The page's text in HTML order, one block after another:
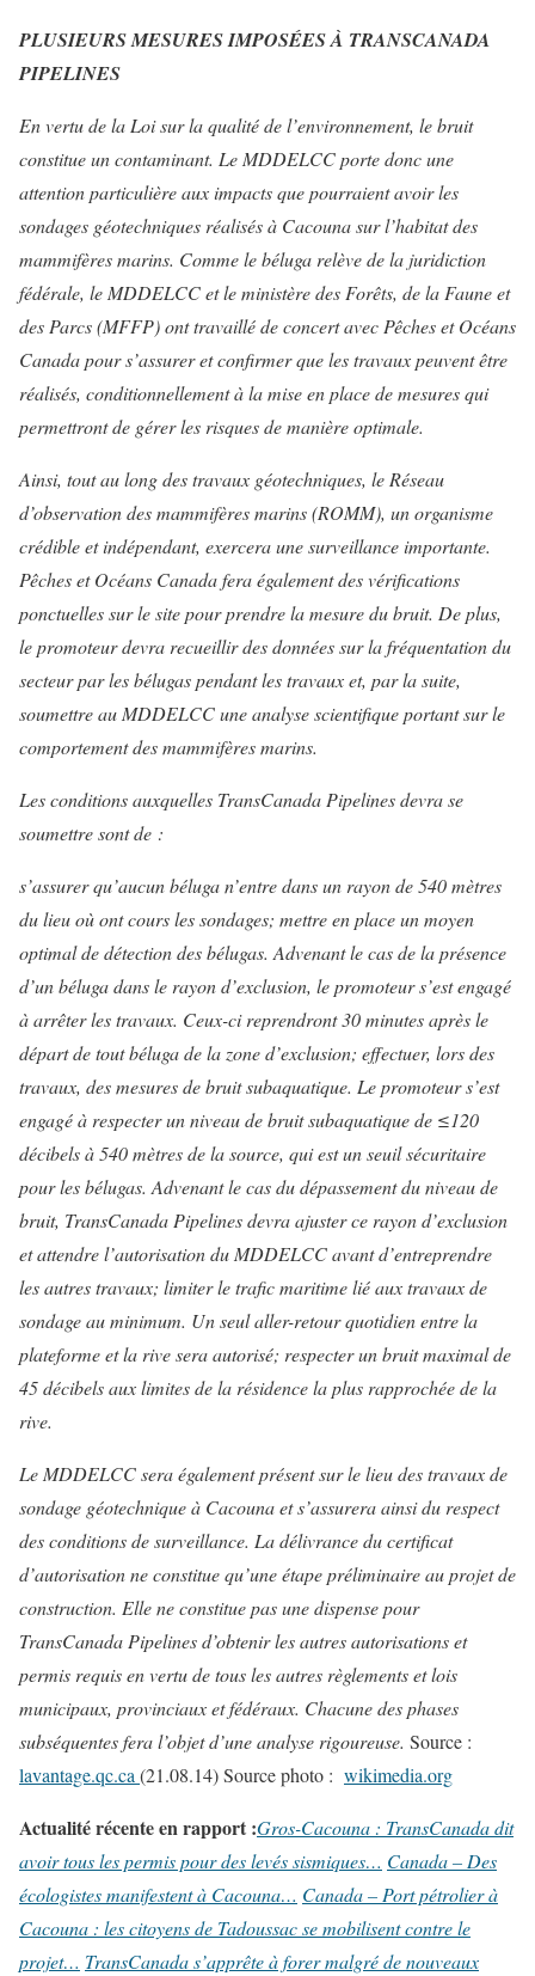
PLUSIEURS MESURES IMPOSÉES À TRANSCANADA
PIPELINES
En vertu de la Loi sur la qualité de l’environnement, le bruit
constitue un contaminant. Le MDDELCC porte donc une
attention particulière aux impacts que pourraient avoir les
sondages géotechniques réalisés à Cacouna sur l’habitat des
mammifères marins. Comme le béluga relève de la juridiction
fédérale, le MDDELCC et le ministère des Forêts, de la Faune et
des Parcs (MFFP) ont travaillé de concert avec Pêches et Océans
Canada pour s’assurer et confirmer que les travaux peuvent être
réalisés, conditionnellement à la mise en place de mesures qui
permettront de gérer les risques de manière optimale.
Ainsi, tout au long des travaux géotechniques, le Réseau
d’observation des mammifères marins (ROMM), un organisme
crédible et indépendant, exercera une surveillance importante.
Pêches et Océans Canada fera également des vérifications
ponctuelles sur le site pour prendre la mesure du bruit. De plus,
le promoteur devra recueillir des données sur la fréquentation du
secteur par les bélugas pendant les travaux et, par la suite,
soumettre au MDDELCC une analyse scientifique portant sur le
comportement des mammifères marins.
Les conditions auxquelles TransCanada Pipelines devra se
soumettre sont de :
s’assurer qu’aucun béluga n’entre dans un rayon de 540 mètres
du lieu où ont cours les sondages; mettre en place un moyen
optimal de détection des bélugas. Advenant le cas de la présence
d’un béluga dans le rayon d’exclusion, le promoteur s’est engagé
à arrêter les travaux. Ceux-ci reprendront 30 minutes après le
départ de tout béluga de la zone d’exclusion; effectuer, lors des
travaux, des mesures de bruit subaquatique. Le promoteur s’est
engagé à respecter un niveau de bruit subaquatique de ≤120
décibels à 540 mètres de la source, qui est un seuil sécuritaire
pour les bélugas. Advenant le cas du dépassement du niveau de
bruit, TransCanada Pipelines devra ajuster ce rayon d’exclusion
et attendre l’autorisation du MDDELCC avant d’entreprendre
les autres travaux; limiter le trafic maritime lié aux travaux de
sondage au minimum. Un seul aller-retour quotidien entre la
plateforme et la rive sera autorisé; respecter un bruit maximal de
45 décibels aux limites de la résidence la plus rapprochée de la
rive.
Le MDDELCC sera également présent sur le lieu des travaux de
sondage géotechnique à Cacouna et s’assurera ainsi du respect
des conditions de surveillance. La délivrance du certificat
d’autorisation ne constitue qu’une étape préliminaire au projet de
construction. Elle ne constitue pas une dispense pour
TransCanada Pipelines d’obtenir les autres autorisations et
permis requis en vertu de tous les autres règlements et lois
municipaux, provinciaux et fédéraux. Chacune des phases
subséquentes fera l’objet d’une analyse rigoureuse. Source :
lavantage.qc.ca (21.08.14) Source photo : wikimedia.org
Actualité récente en rapport :Gros-Cacouna : TransCanada dit
avoir tous les permis pour des levés sismiques… Canada – Des
écologistes manifestent à Cacouna… Canada – Port pétrolier à
Cacouna : les citoyens de Tadoussac se mobilisent contre le
projet… TransCanada s’apprête à forer malgré de nouveaux